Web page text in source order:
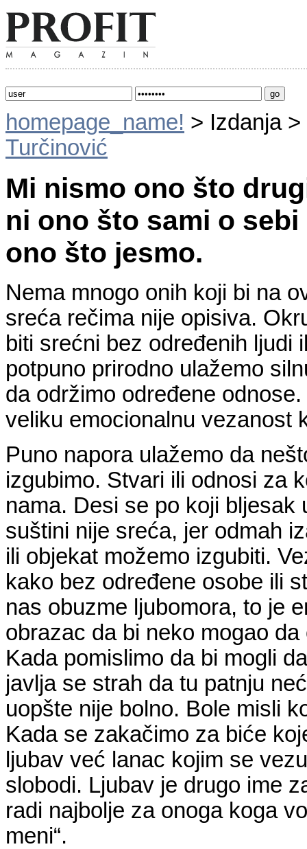
homepage_name! > Izdanja
Turčinović
Mi nismo ono što
ni ono što sami o
ono što jesmo.
Nema mnogo onih koji bi na
sreća rečima nije opisiva.
biti srećni bez određenih ljudi
potpuno prirodno ulažemo
da održimo određene
veliku emocionalnu vezanost
Puno napora ulažemo da
izgubimo. Stvari ili odnosi za
nama. Desi se po koji
suštini nije sreća, jer odmah
ili objekat možemo izgubiti.
kako bez određene osobe ili
nas obuzme ljubomora, to je
obrazac da bi neko mogao
Kada pomislimo da bi mogli
javlja se strah da tu patnju
uopšte nije bolno. Bole misli
Kada se zakačimo za biće
ljubav već lanac kojim se
slobodi. Ljubav je drugo ime
radi najbolje za onoga koga
meni“.